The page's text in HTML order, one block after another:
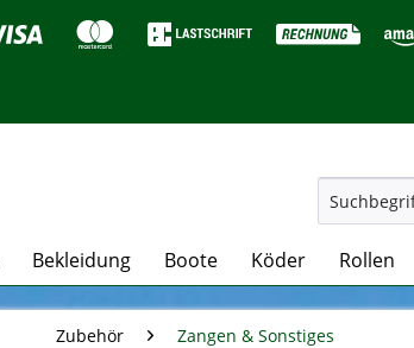
Bekleidung Boote Köder Rollen
Zubehör Zangen & Sonstiges